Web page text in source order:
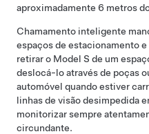
aproximadamente 6 metros
Chamamento inteligente
espaços de estacionamento
retirar o Model S de um
deslocá-lo através de poças
automóvel quando estiver
linhas de visão desimpedida
monitorizar sempre
circundante.